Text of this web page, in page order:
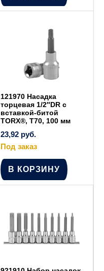
121970 Насадка
торцевая 1/2″DR с
вставкой-битой
TORX®, Т70, 100 мм
23,92 руб.
Под заказ
В КОРЗИНУ